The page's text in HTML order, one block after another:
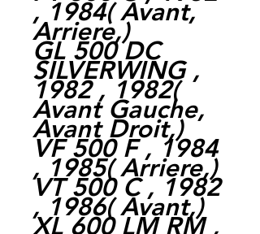
, 1984( Avant,
Arriere,)
GL 500 DC
SILVERWING ,
1982 , 1982(
Avant Gauche,
Avant Droit,)
VF 500 F , 1984
, 1985( Arriere,)
VT 500 C , 1982
, 1986( Avant,)
XL 600 LM RM ,